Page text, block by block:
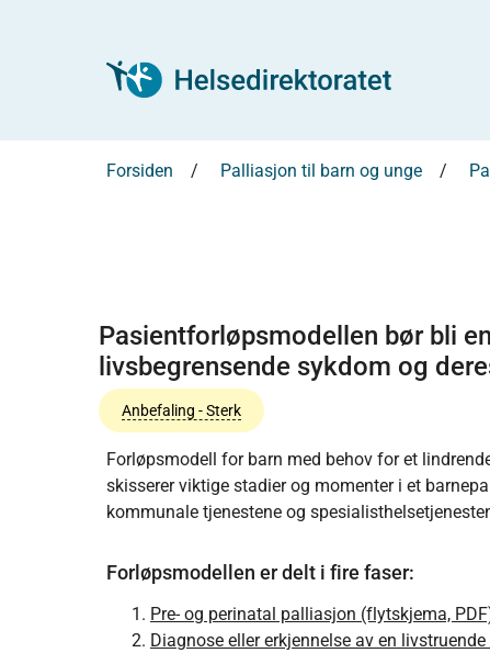
Forsiden Palliasjon til barn og unge
Pasientforløpsmodellen bør bli
livsbegrensende sykdom og
Anbefaling - Sterk
Forløpsmodell for barn med behov for et
skisserer viktige stadier og momenter i et
kommunale tjenestene og
Forløpsmodellen er delt i fire faser:
Pre- og perinatal palliasjon (flytskjema,
Diagnose eller erkjennelse av en